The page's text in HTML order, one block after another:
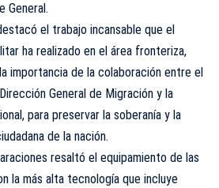
General.
el trabajo incansable que el
ha realizado en el área fronteriza,
importancia de la colaboración entre el
General de Migración y la
para preservar la soberanía y la
de la nación.
resaltó el equipamiento de las
la más alta tecnología que incluye